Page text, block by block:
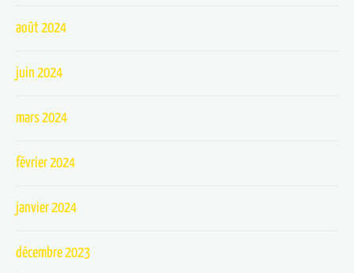
août 2024
juin 2024
mars 2024
février 2024
janvier 2024
décembre 2023